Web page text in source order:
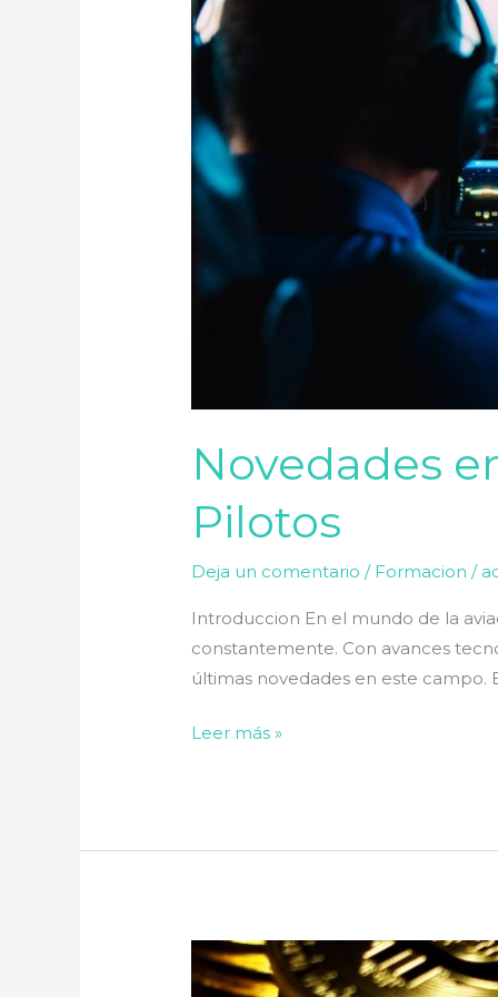
Novedades
Pilotos
Deja un comentario / Formacion /
Introduccion En el mundo de la
constantemente. Con avances
últimas novedades en este campo.
Leer más »
La
Emoción